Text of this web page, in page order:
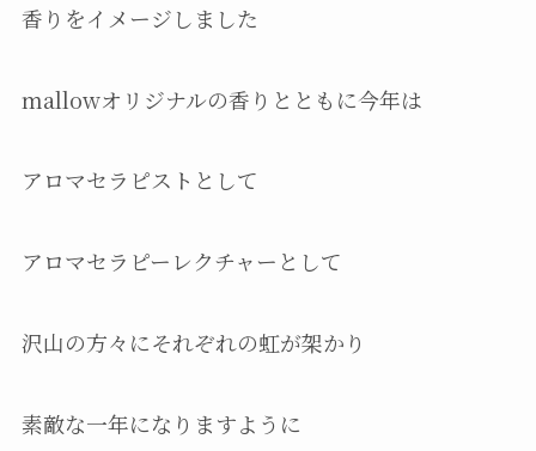
香りをイメージしました
mallowオリジナルの香りとともに今年は
アロマセラピストとして
アロマセラピーレクチャーとして
沢山の方々にそれぞれの虹が架かり
素敵な一年になりますように